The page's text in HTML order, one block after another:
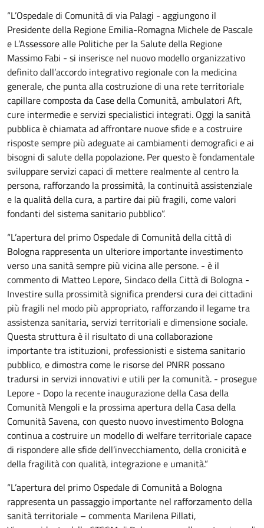
“L’Ospedale di Comunità di via Palagi - aggiungono il
Presidente della Regione Emilia-Romagna Michele de Pascale
e L’Assessore alle Politiche per la Salute della Regione
Massimo Fabi - si inserisce nel nuovo modello organizzativo
definito dall’accordo integrativo regionale con la medicina
generale, che punta alla costruzione di una rete territoriale
capillare composta da Case della Comunità, ambulatori Aft,
cure intermedie e servizi specialistici integrati. Oggi la sanità
pubblica è chiamata ad affrontare nuove sfide e a costruire
risposte sempre più adeguate ai cambiamenti demografici e ai
bisogni di salute della popolazione. Per questo è fondamentale
sviluppare servizi capaci di mettere realmente al centro la
persona, rafforzando la prossimità, la continuità assistenziale
e la qualità della cura, a partire dai più fragili, come valori
fondanti del sistema sanitario pubblico”.
“L’apertura del primo Ospedale di Comunità della città di
Bologna rappresenta un ulteriore importante investimento
verso una sanità sempre più vicina alle persone. - è il
commento di Matteo Lepore, Sindaco della Città di Bologna -
Investire sulla prossimità significa prendersi cura dei cittadini
più fragili nel modo più appropriato, rafforzando il legame tra
assistenza sanitaria, servizi territoriali e dimensione sociale.
Questa struttura è il risultato di una collaborazione
importante tra istituzioni, professionisti e sistema sanitario
pubblico, e dimostra come le risorse del PNRR possano
tradursi in servizi innovativi e utili per la comunità. - prosegue
Lepore - Dopo la recente inaugurazione della Casa della
Comunità Mengoli e la prossima apertura della Casa della
Comunità Savena, con questo nuovo investimento Bologna
continua a costruire un modello di welfare territoriale capace
di rispondere alle sfide dell’invecchiamento, della cronicità e
della fragilità con qualità, integrazione e umanità.”
“L’apertura del primo Ospedale di Comunità a Bologna
rappresenta un passaggio importante nel rafforzamento della
sanità territoriale – commenta Marilena Pillati,